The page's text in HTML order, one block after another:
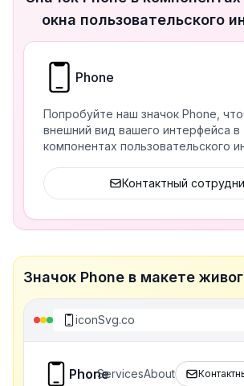
окна пользовательского
Phone
Попробуйте наш значок Phone,
внешний вид вашего интерфейса в
компонентах пользовательского
Контактный
Значок Phone в макете
iconSvg.co
PhoneServicesAbout